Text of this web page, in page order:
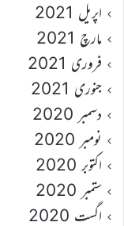
اپریل 2021
مارچ 2021
فروری 2021
جنوری 2021
دسمبر 2020
نومبر 2020
اکتوبر 2020
ستمبر 2020
اگست 2020